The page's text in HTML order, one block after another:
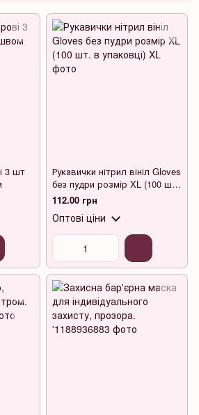
3 шт
Рукавички нітрил вініл Gloves
без пудри розмір XL (100 шт.
в упаковці)
112.00 грн
Оптові ціни